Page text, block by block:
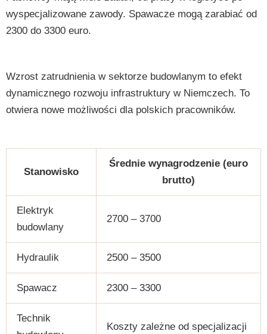
wyspecjalizowane zawody. Spawacze mogą zarabiać od
2300 do 3300 euro.
Wzrost zatrudnienia w sektorze budowlanym to efekt
dynamicznego rozwoju infrastruktury w Niemczech. To
otwiera nowe możliwości dla polskich pracowników.
Stanowisko
Średnie wynagrodzenie (euro
brutto)
Elektryk
budowlany
2700 – 3700
Hydraulik 2500 – 3500
Spawacz 2300 – 3300
Technik
Koszty zależne od specjalizacji